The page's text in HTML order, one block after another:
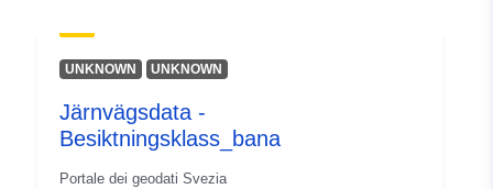
UNKNOWN UNKNOWN
Järnvägsdata -
Besiktningsklass_bana
Portale dei geodati Svezia